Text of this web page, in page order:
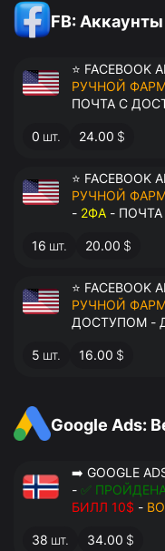
FB:
⭐
РУЧНОЙ
ПОЧТА С
ЛАЙКИ -
АНТИДЕТЕКТ
0 шт. 24.00 $
⭐
РУЧНОЙ
- 2ФА -
ИНТЕРЕСЫ -
В АНТИДЕТЕКТ
16 шт. 20.00 $
⭐
РУЧНОЙ
ДОСТУПОМ -
5 шт. 16.00 $
Google Ads:
➡️ GOOGLE
- ✅
БИЛЛ 10$ -
ПОЧТА С
38 шт. 34.00 $